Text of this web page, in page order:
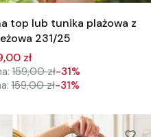
top lub tunika plażowa z
231/25
zł
159,00 zł-31%
159,00 zł-31%